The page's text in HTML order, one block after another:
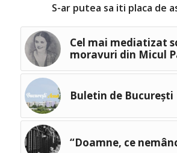
S-ar putea sa iti placa de
Cel mai mediatizat
moravuri din Micul
Buletin de București
“Doamne, ce